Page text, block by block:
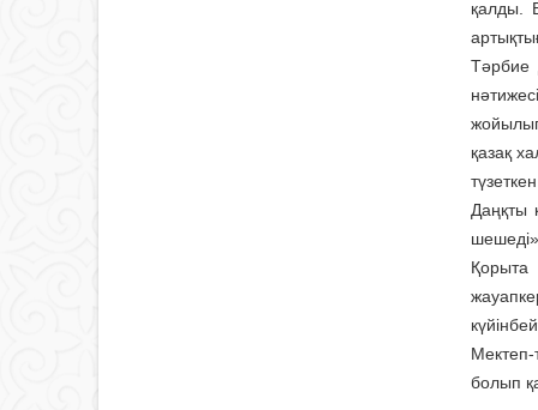
қалды.
Тәрбие
қазақ
Даңқты
Мектеп-
болып